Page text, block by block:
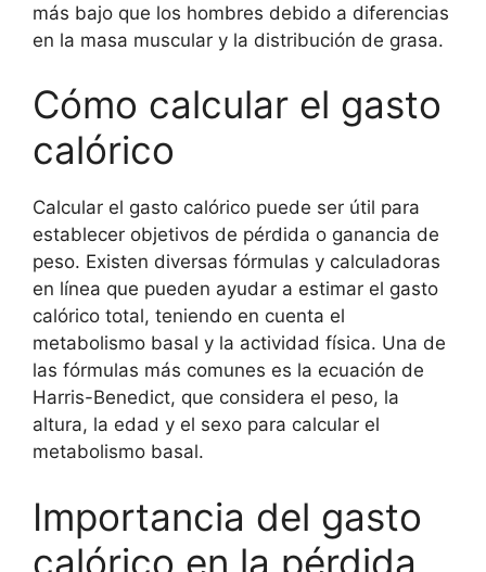
más bajo que los hombres debido a diferencias
en la masa muscular y la distribución de grasa.
Cómo calcular el gasto
calórico
Calcular el gasto calórico puede ser útil para
establecer objetivos de pérdida o ganancia de
peso. Existen diversas fórmulas y calculadoras
en línea que pueden ayudar a estimar el gasto
calórico total, teniendo en cuenta el
metabolismo basal y la actividad física. Una de
las fórmulas más comunes es la ecuación de
Harris-Benedict, que considera el peso, la
altura, la edad y el sexo para calcular el
metabolismo basal.
Importancia del gasto
calórico en la pérdida